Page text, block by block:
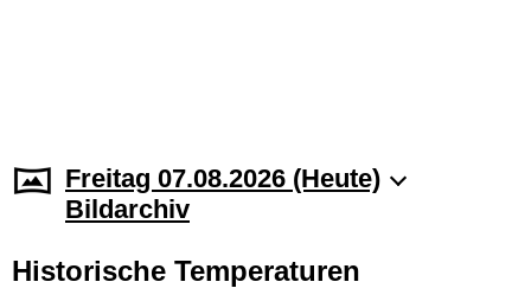
Freitag 07.08.2026 (Heute)
Bildarchiv
Historische Temperaturen